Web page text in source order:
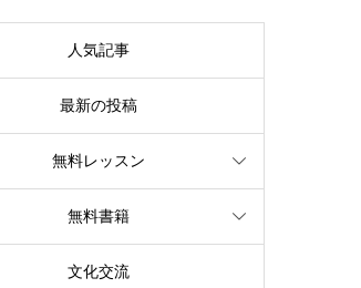
人気記事
最新の投稿
無料レッスン
無料書籍
文化交流